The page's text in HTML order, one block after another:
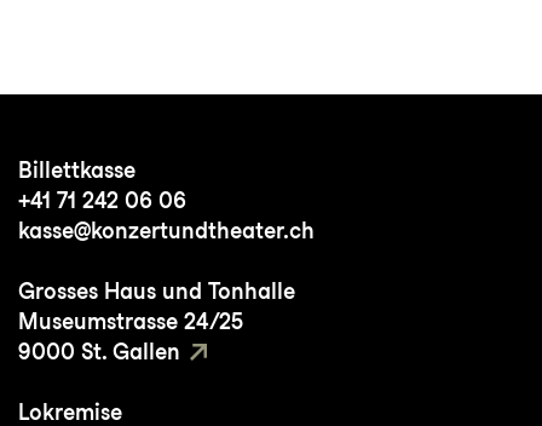
Billettkasse
+41 71 242 06 06
kasse@konzertundtheater.ch
Grosses Haus und Tonhalle
Museumstrasse 24/25
9000 St. Gallen
Lokremise